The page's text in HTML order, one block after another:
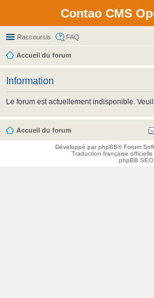
Contao CMS
Raccourcis FAQ
Accueil du forum
Information
Le forum est actuellement indisponible.
Accueil du forum
Développé parphpBB® Forum
Traduction française officielle
phpBB SEO